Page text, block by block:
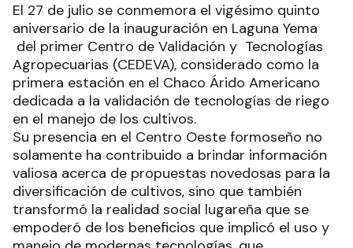
El 27 de julio se conmemora el vigésimo quinto
aniversario de la inauguración en Laguna Yema
del primer Centro de Validación y Tecnologías
Agropecuarias (CEDEVA), considerado como la
primera estación en el Chaco Árido Americano
dedicada a la validación de tecnologías de riego
en el manejo de los cultivos.
Su presencia en el Centro Oeste formoseño no
solamente ha contribuido a brindar información
valiosa acerca de propuestas novedosas para la
diversificación de cultivos, sino que también
transformó la realidad social lugareña que se
empoderó de los beneficios que implicó el uso y